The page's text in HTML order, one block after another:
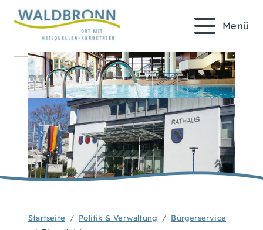
Menü
Startseite Politik & Verwaltung
Bürgerservice